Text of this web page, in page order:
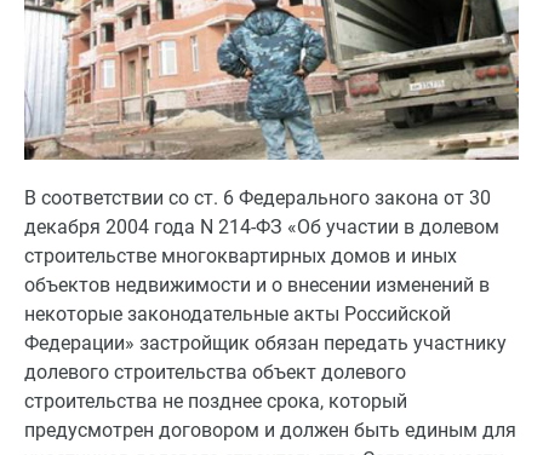
В соответствии со ст. 6 Федерального закона от 30
декабря 2004 года N 214-ФЗ «Об участии в долевом
строительстве многоквартирных домов и иных
объектов недвижимости и о внесении изменений в
некоторые законодательные акты Российской
Федерации» застройщик обязан передать участнику
долевого строительства объект долевого
строительства не позднее срока, который
предусмотрен договором и должен быть единым для